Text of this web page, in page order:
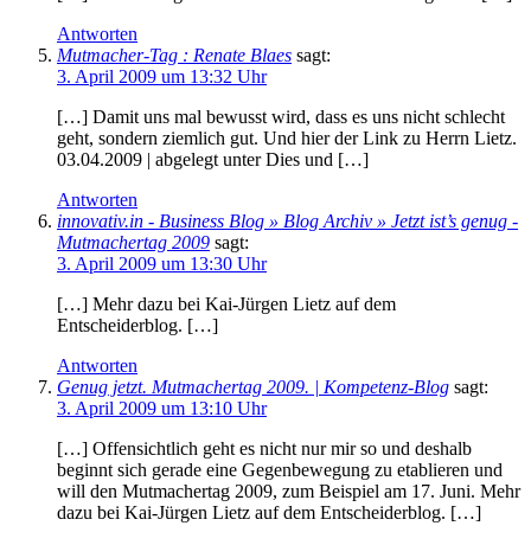
Antworten
Mutmacher-Tag : Renate Blaes sagt:
3. April 2009 um 13:32 Uhr
[…] Damit uns mal bewusst wird, dass es uns nicht schlecht
geht, sondern ziemlich gut. Und hier der Link zu Herrn Lietz.
03.04.2009 | abgelegt unter Dies und […]
Antworten
innovativ.in - Business Blog » Blog Archiv » Jetzt ist’s genug -
Mutmachertag 2009 sagt:
3. April 2009 um 13:30 Uhr
[…] Mehr dazu bei Kai-Jürgen Lietz auf dem
Entscheiderblog. […]
Antworten
Genug jetzt. Mutmachertag 2009. | Kompetenz-Blog sagt:
3. April 2009 um 13:10 Uhr
[…] Offensichtlich geht es nicht nur mir so und deshalb
beginnt sich gerade eine Gegenbewegung zu etablieren und
will den Mutmachertag 2009, zum Beispiel am 17. Juni. Mehr
dazu bei Kai-Jürgen Lietz auf dem Entscheiderblog. […]